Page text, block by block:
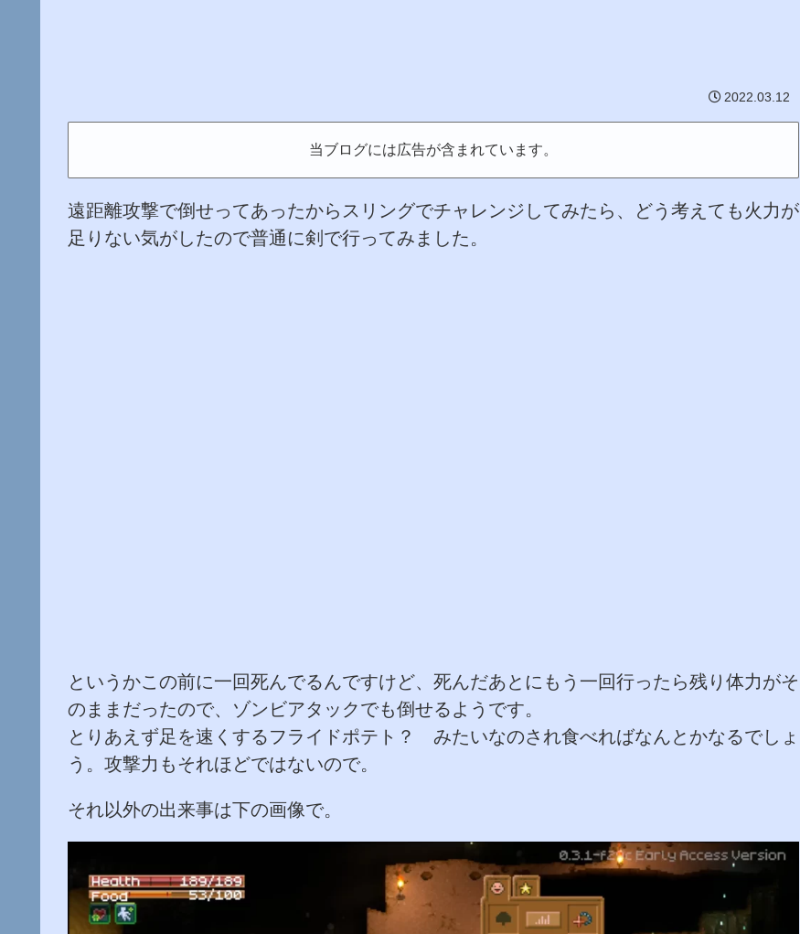
2022.03.12
当ブログには広告が含まれています。
遠距離攻撃で倒せってあったからスリングでチャレンジしてみたら、どう考えても火力が
足りない気がしたので普通に剣で行ってみました。
というかこの前に一回死んでるんですけど、死んだあとにもう一回行ったら残り体力がそ
のままだったので、ゾンビアタックでも倒せるようです。
とりあえず足を速くするフライドポテト？ みたいなのされ食べればなんとかなるでしょ
う。攻撃力もそれほどではないので。
それ以外の出来事は下の画像で。